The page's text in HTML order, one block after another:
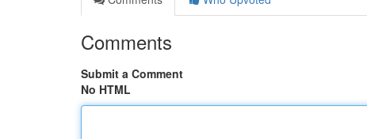
Comments
Submit a Comment
No HTML